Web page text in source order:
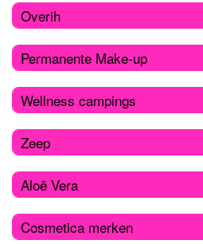
Overih
Permanente Make-up
Wellness campings
Zeep
Aloë Vera
Cosmetica merken